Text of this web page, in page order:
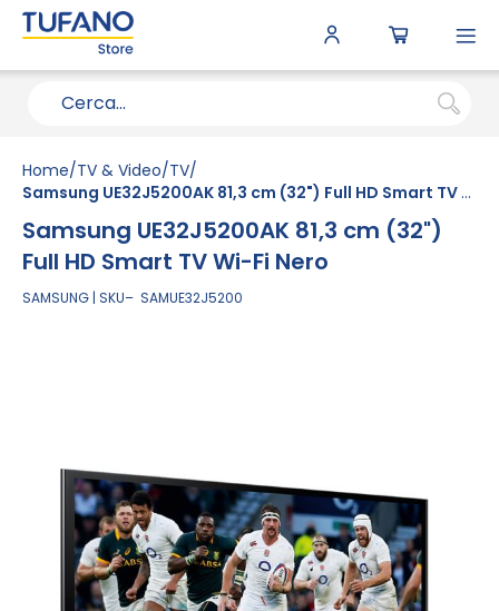
Home TV & Video TV
Samsung UE32J5200AK 81,3 cm (32") Full HD Smart TV Wi-Fi Nero
Samsung UE32J5200AK 81,3 cm (32")
Full HD Smart TV Wi-Fi Nero
SAMSUNG SKU SAMUE32J5200
immagini